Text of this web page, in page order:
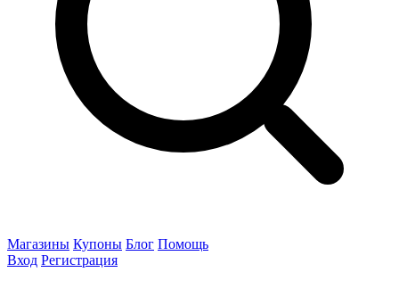
Магазины Купоны Блог Помощь
Вход Регистрация